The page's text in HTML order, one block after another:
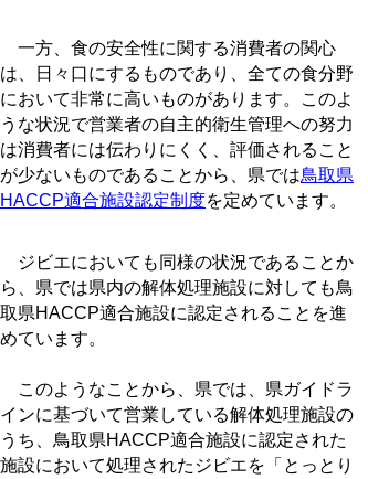
一方、食の安全性に関する消費者の関心
は、日々口にするものであり、全ての食分野
において非常に高いものがあります。このよ
うな状況で営業者の自主的衛生管理への努力
は消費者には伝わりにくく、評価されること
が少ないものであることから、県では鳥取県
HACCP適合施設認定制度を定めています。
ジビエにおいても同様の状況であることか
ら、県では県内の解体処理施設に対しても鳥
取県HACCP適合施設に認定されることを進
めています。
このようなことから、県では、県ガイドラ
インに基づいて営業している解体処理施設の
うち、鳥取県HACCP適合施設に認定された
施設において処理されたジビエを「とっとり